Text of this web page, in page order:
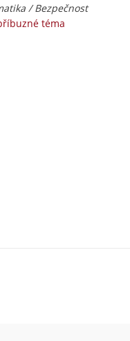
/ Bezpečnost
téma